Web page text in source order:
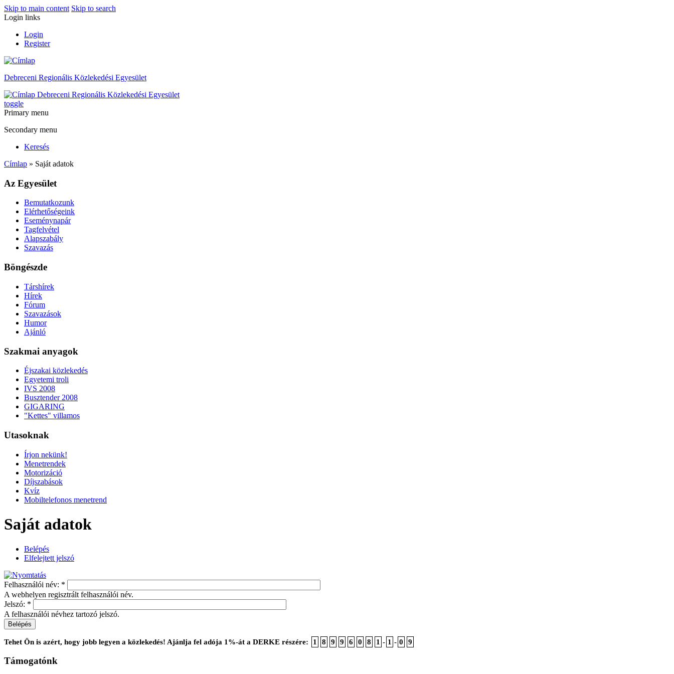
Skip to main content Skip to search
Login links
Login
Register
Debreceni Regionális Közlekedési Egyesület
Debreceni Regionális Közlekedési Egyesület
toggle
Primary menu
Secondary menu
Keresés
Címlap » Saját adatok
Az Egyesület
Bemutatkozunk
Elérhetőségeink
Eseménynapár
Tagfelvétel
Alapszabály
Szavazás
Böngészde
Társhírek
Hírek
Fórum
Szavazások
Humor
Ajánló
Szakmai anyagok
Éjszakai közlekedés
Egyetemi troli
IVS 2008
Busztender 2008
GIGARING
"Kettes" villamos
Utasoknak
Írjon nekünk!
Menetrendek
Motorizáció
Díjszabások
Kvíz
Mobiltelefonos menetrend
Saját adatok
Belépés
Elfelejtett jelszó
Felhasználói név: *
A webhelyen regisztrált felhasználói név.
Jelszó: *
A felhasználói névhez tartozó jelszó.
Tehet Ön is azért, hogy jobb legyen a közlekedés! Ajánlja fel adója 1%-át a DERKE részére: 1 8 9 9 6 0 8 1 - 1 - 0 9
Támogatónk